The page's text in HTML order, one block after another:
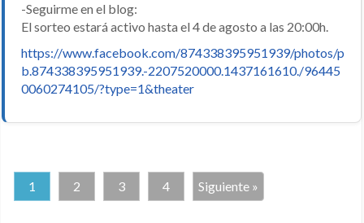
-Seguirme en el blog:
El sorteo estará activo hasta el 4 de agosto a las 20:00h.
https://www.facebook.com/874338395951939/photos/p
b.874338395951939.-2207520000.1437161610./96445
0060274105/?type=1&theater
1 2 3 4 Siguiente »